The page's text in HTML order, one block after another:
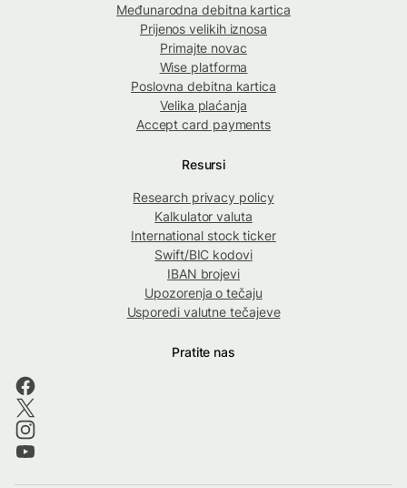
Međunarodna debitna kartica
Prijenos velikih iznosa
Primajte novac
Wise platforma
Poslovna debitna kartica
Velika plaćanja
Accept card payments
Resursi
Research privacy policy
Kalkulator valuta
International stock ticker
Swift/BIC kodovi
IBAN brojevi
Upozorenja o tečaju
Usporedi valutne tečajeve
Pratite nas